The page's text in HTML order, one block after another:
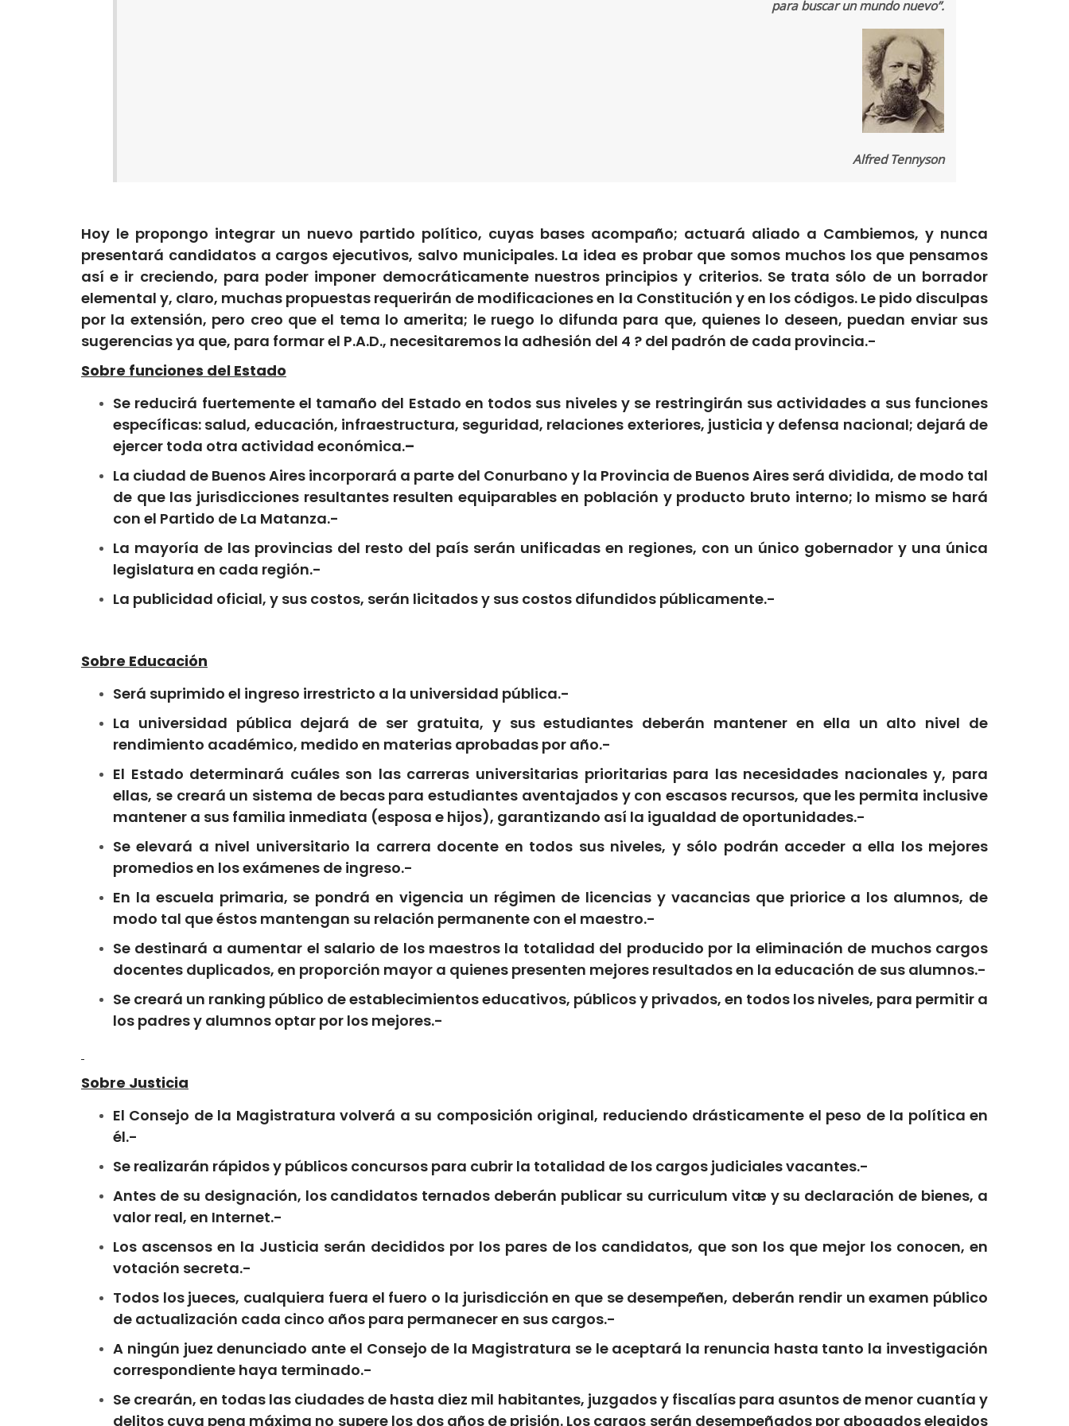
para buscar un mundo nuevo”.
Alfred Tennyson
Hoy le propongo integrar un nuevo partido político, cuyas bases acompaño; actuará aliado a Cambiemos, y nunca
presentará candidatos a cargos ejecutivos, salvo municipales. La idea es probar que somos muchos los que pensamos
así e ir creciendo, para poder imponer democráticamente nuestros principios y criterios. Se trata sólo de un borrador
elemental y, claro, muchas propuestas requerirán de modificaciones en la Constitución y en los códigos. Le pido disculpas
por la extensión, pero creo que el tema lo amerita; le ruego lo difunda para que, quienes lo deseen, puedan enviar sus
sugerencias ya que, para formar el P.A.D., necesitaremos la adhesión del 4 ? del padrón de cada provincia.-
Sobre funciones del Estado
Se reducirá fuertemente el tamaño del Estado en todos sus niveles y se restringirán sus actividades a sus funciones
específicas: salud, educación, infraestructura, seguridad, relaciones exteriores, justicia y defensa nacional; dejará de
ejercer toda otra actividad económica.–
La ciudad de Buenos Aires incorporará a parte del Conurbano y la Provincia de Buenos Aires será dividida, de modo tal
de que las jurisdicciones resultantes resulten equiparables en población y producto bruto interno; lo mismo se hará
con el Partido de La Matanza.-
La mayoría de las provincias del resto del país serán unificadas en regiones, con un único gobernador y una única
legislatura en cada región.-
La publicidad oficial, y sus costos, serán licitados y sus costos difundidos públicamente.-
Sobre Educación
Será suprimido el ingreso irrestricto a la universidad pública.-
La universidad pública dejará de ser gratuita, y sus estudiantes deberán mantener en ella un alto nivel de
rendimiento académico, medido en materias aprobadas por año.-
El Estado determinará cuáles son las carreras universitarias prioritarias para las necesidades nacionales y, para
ellas, se creará un sistema de becas para estudiantes aventajados y con escasos recursos, que les permita inclusive
mantener a sus familia inmediata (esposa e hijos), garantizando así la igualdad de oportunidades.-
Se elevará a nivel universitario la carrera docente en todos sus niveles, y sólo podrán acceder a ella los mejores
promedios en los exámenes de ingreso.-
En la escuela primaria, se pondrá en vigencia un régimen de licencias y vacancias que priorice a los alumnos, de
modo tal que éstos mantengan su relación permanente con el maestro.-
Se destinará a aumentar el salario de los maestros la totalidad del producido por la eliminación de muchos cargos
docentes duplicados, en proporción mayor a quienes presenten mejores resultados en la educación de sus alumnos.-
Se creará un ranking público de establecimientos educativos, públicos y privados, en todos los niveles, para permitir a
los padres y alumnos optar por los mejores.-
Sobre Justicia
El Consejo de la Magistratura volverá a su composición original, reduciendo drásticamente el peso de la política en
él.-
Se realizarán rápidos y públicos concursos para cubrir la totalidad de los cargos judiciales vacantes.-
Antes de su designación, los candidatos ternados deberán publicar su curriculum vitæ y su declaración de bienes, a
valor real, en Internet.-
Los ascensos en la Justicia serán decididos por los pares de los candidatos, que son los que mejor los conocen, en
votación secreta.-
Todos los jueces, cualquiera fuera el fuero o la jurisdicción en que se desempeñen, deberán rendir un examen público
de actualización cada cinco años para permanecer en sus cargos.-
A ningún juez denunciado ante el Consejo de la Magistratura se le aceptará la renuncia hasta tanto la investigación
correspondiente haya terminado.-
Se crearán, en todas las ciudades de hasta diez mil habitantes, juzgados y fiscalías para asuntos de menor cuantía y
delitos cuya pena máxima no supere los dos años de prisión. Los cargos serán desempeñados por abogados elegidos